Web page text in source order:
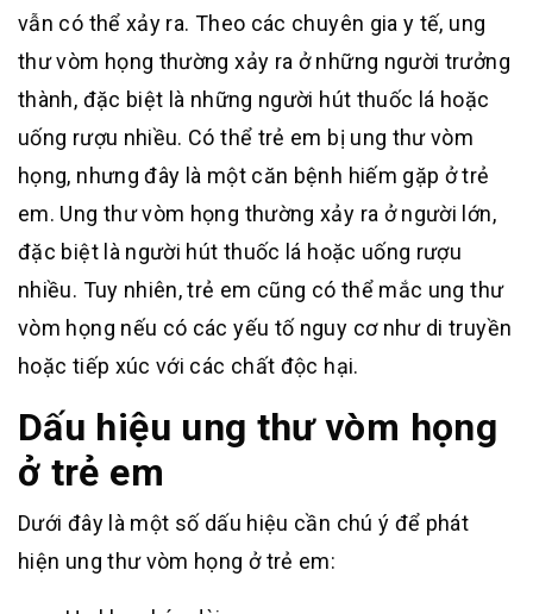
vẫn có thể xảy ra. Theo các chuyên gia y tế, ung
thư vòm họng thường xảy ra ở những người trưởng
thành, đặc biệt là những người hút thuốc lá hoặc
uống rượu nhiều. Có thể trẻ em bị ung thư vòm
họng, nhưng đây là một căn bệnh hiếm gặp ở trẻ
em. Ung thư vòm họng thường xảy ra ở người lớn,
đặc biệt là người hút thuốc lá hoặc uống rượu
nhiều. Tuy nhiên, trẻ em cũng có thể mắc ung thư
vòm họng nếu có các yếu tố nguy cơ như di truyền
hoặc tiếp xúc với các chất độc hại.
Dấu hiệu ung thư vòm họng
ở trẻ em
Dưới đây là một số dấu hiệu cần chú ý để phát
hiện ung thư vòm họng ở trẻ em: